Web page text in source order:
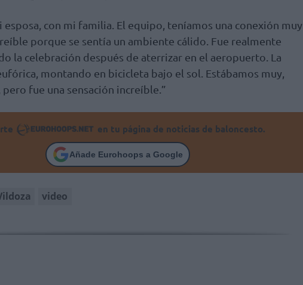
esposa, con mi familia. El equipo, teníamos una conexión muy
porque se sentía un ambiente cálido. Fue realmente
la celebración después de aterrizar en el aeropuerto. La
montando en bicicleta bajo el sol. Estábamos muy,
pero fue una sensación increíble.”
en tu página de noticias de baloncesto.
Añade Eurohoops a Google
video